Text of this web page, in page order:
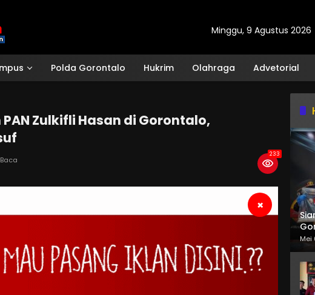
Minggu, 9 Agustus 2026
Polda Gorontalo Hukrim Olahraga Advetorial
Zulkifli Hasan di Gorontalo,
233
×
Mei